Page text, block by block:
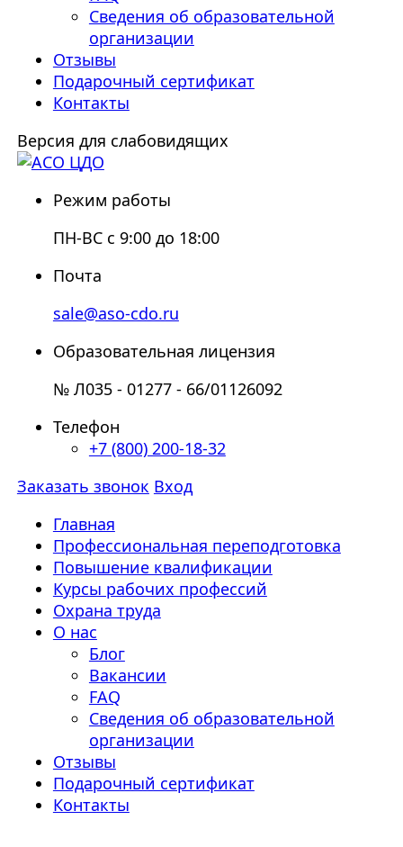
Сведения об образовательной
организации
Отзывы
Подарочный сертификат
Контакты
Версия для слабовидящих
Режим работы
ПН-ВС с 9:00 до 18:00
Почта
sale@aso-cdo.ru
Образовательная лицензия
№ Л035 - 01277 - 66/01126092
Телефон
+7 (800) 200-18-32
Заказать звонок Вход
Главная
Профессиональная переподготовка
Повышение квалификации
Курсы рабочих профессий
Охрана труда
О нас
Блог
Вакансии
FAQ
Сведения об образовательной
организации
Отзывы
Подарочный сертификат
Контакты